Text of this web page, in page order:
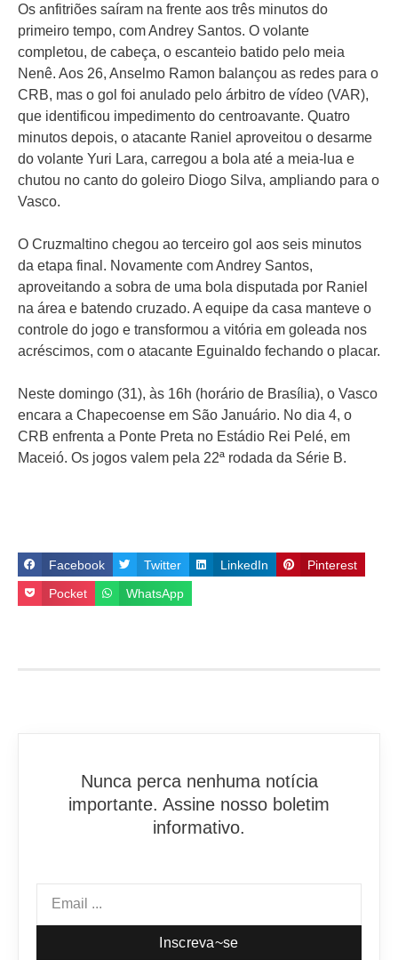
Os anfitriões saíram na frente aos três minutos do
primeiro tempo, com Andrey Santos. O volante
completou, de cabeça, o escanteio batido pelo meia
Nenê. Aos 26, Anselmo Ramon balançou as redes para o
CRB, mas o gol foi anulado pelo árbitro de vídeo (VAR),
que identificou impedimento do centroavante. Quatro
minutos depois, o atacante Raniel aproveitou o desarme
do volante Yuri Lara, carregou a bola até a meia-lua e
chutou no canto do goleiro Diogo Silva, ampliando para o
Vasco.
O Cruzmaltino chegou ao terceiro gol aos seis minutos
da etapa final. Novamente com Andrey Santos,
aproveitando a sobra de uma bola disputada por Raniel
na área e batendo cruzado. A equipe da casa manteve o
controle do jogo e transformou a vitória em goleada nos
acréscimos, com o atacante Eguinaldo fechando o placar.
Neste domingo (31), às 16h (horário de Brasília), o Vasco
encara a Chapecoense em São Januário. No dia 4, o
CRB enfrenta a Ponte Preta no Estádio Rei Pelé, em
Maceió. Os jogos valem pela 22ª rodada da Série B.
Facebook Twitter LinkedIn Pinterest
Pocket WhatsApp
Nunca perca nenhuma notícia
importante. Assine nosso boletim
informativo.
Inscreva~se